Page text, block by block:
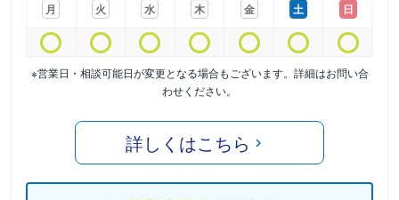
月
火
水
木
金
土
日
※営業日・相談可能日が変更となる場合もございます。詳細はお問い合
わせください。
詳しくはこちら